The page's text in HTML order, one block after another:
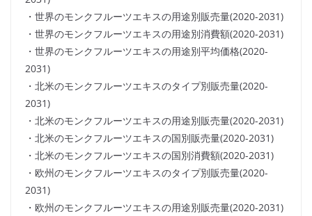
・世界のモンクフルーツエキスの用途別販売量(2020-2031)
・世界のモンクフルーツエキスの用途別消費額(2020-2031)
・世界のモンクフルーツエキスの用途別平均価格(2020-
2031)
・北米のモンクフルーツエキスのタイプ別販売量(2020-
2031)
・北米のモンクフルーツエキスの用途別販売量(2020-2031)
・北米のモンクフルーツエキスの国別販売量(2020-2031)
・北米のモンクフルーツエキスの国別消費額(2020-2031)
・欧州のモンクフルーツエキスのタイプ別販売量(2020-
2031)
・欧州のモンクフルーツエキスの用途別販売量(2020-2031)